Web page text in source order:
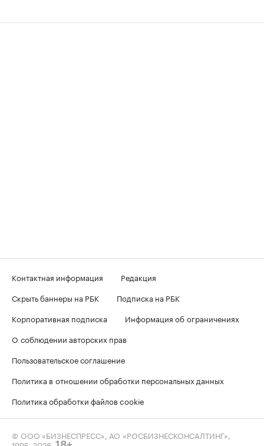
Контактная информация
Редакция
Скрыть баннеры на РБК
Подписка на РБК
Корпоративная подписка
Информация об ограничениях
О соблюдении авторских прав
Пользовательское соглашение
Политика в отношении обработки персональных данных
Политика обработки файлов cookie
© ООО «БИЗНЕСПРЕСС», АО «РОСБИЗНЕСКОНСАЛТИНГ»,